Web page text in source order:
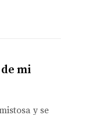
mi
y se